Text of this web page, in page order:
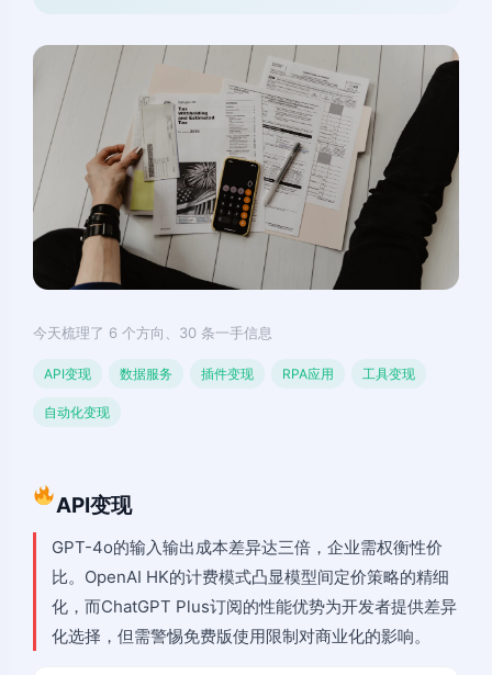
今天梳理了 6 个方向、30 条一手信息
API变现 数据服务 插件变现 RPA应用 工具变现
自动化变现
API变现
GPT-4o的输入输出成本差异达三倍，企业需权衡性价
比。OpenAI HK的计费模式凸显模型间定价策略的精细
化，而ChatGPT Plus订阅的性能优势为开发者提供差异
化选择，但需警惕免费版使用限制对商业化的影响。